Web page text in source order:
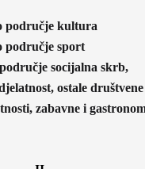
kultura
sport
socijalna skrb,
ostale društvene
zabavne i